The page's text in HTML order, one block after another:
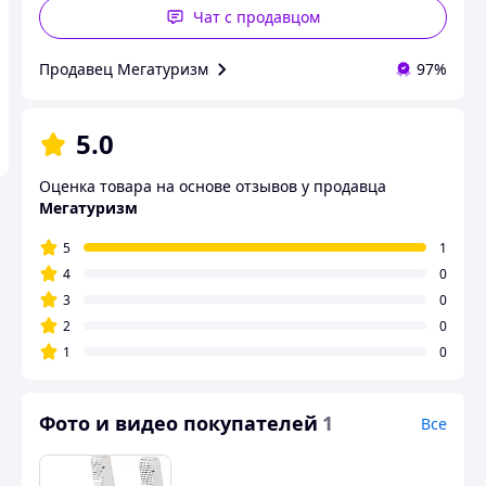
Чат с продавцом
Продавец Мегатуризм 97%
5.0
Оценка товара на основе отзывов у продавца
Мегатуризм
5
1
4
0
3
0
2
0
1
0
Фото и видео покупателей 1 Все